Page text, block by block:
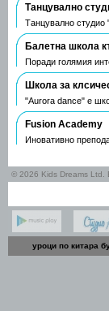
Танцувално
Танцувално
Балетна школа
Поради голямия
Школа за
"Aurora dance" e
Fusion Academy
Иновативно
© 2026 Kids Dreams Ltd.
уроци по китара